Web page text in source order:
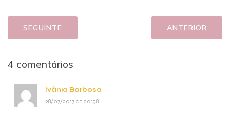
SEGUINTE ANTERIOR
4 comentários
Ivânia Barbosa
28/07/2017 at 20:58